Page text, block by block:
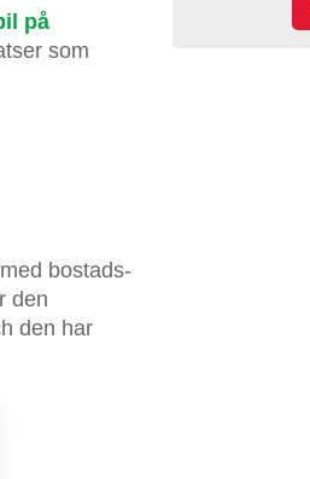
på
som
bostads-
den
den har